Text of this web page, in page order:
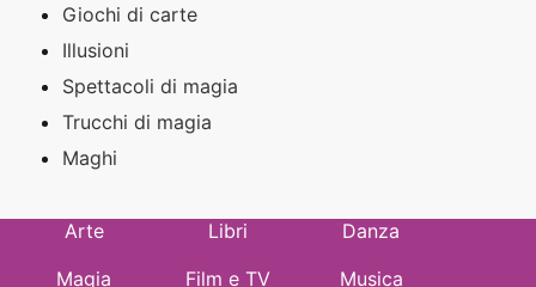
Giochi di carte
Illusioni
Spettacoli di magia
Trucchi di magia
Maghi
Arte Libri
Danza
Magia
Film e TV Musica